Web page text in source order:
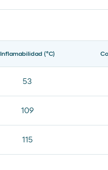
Inflamabilidad (ºC)
53
109
115